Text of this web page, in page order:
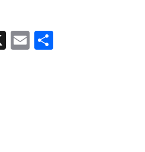
X E
m
Pa
rt